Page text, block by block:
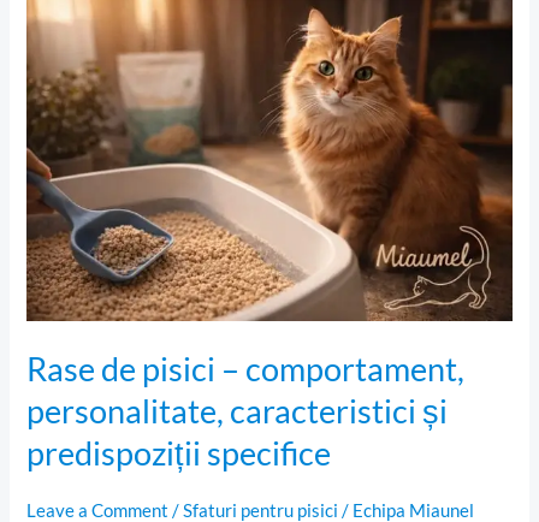
Rase de pisici – comportament,
personalitate, caracteristici și
predispoziții specifice
Leave a Comment /Sfaturi pentru pisici / Echipa Miaunel
Rase
pisici
–
comportament,
personalitate,
caracteristici
și
predispoziții
specifice